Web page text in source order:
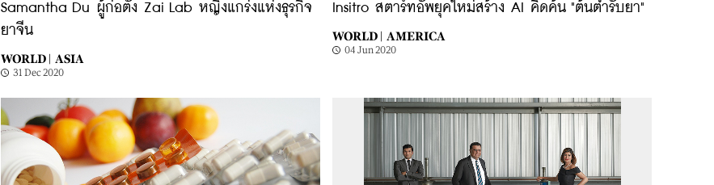
Samantha Du ผู้ก่อตั้ง Zai Lab หญิงแกร่งแห่งธุรกิจ
ยาจีน
WORLD | ASIA
31 Dec 2020
Insitro สตาร์ทอัพยุคใหม่สร้าง AI คิดค้น "ต้นตำรับยา"
WORLD | AMERICA
04 Jun 2020